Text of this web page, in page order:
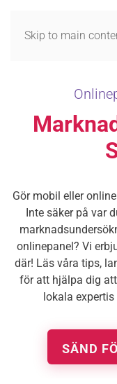
Skip to main
Gör mobil eller
Inte säker på var
onlinepanel? Vi
där! Läs våra tips,
för att hjälpa dig
lokala
SÄND